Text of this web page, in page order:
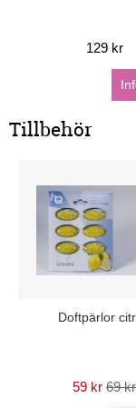
129 kr
Tillbehör
Doftpärlor
59 kr 69 kr